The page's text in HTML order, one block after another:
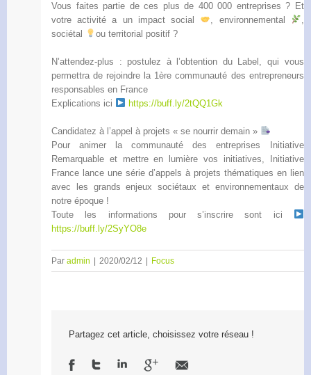
Vous faites partie de ces plus de 400 000 entreprises ? Et
votre activité a un impact social
, environnemental
,
sociétal
ou territorial positif ?
N’attendez-plus : postulez à l’obtention du Label, qui vous
permettra de rejoindre la 1ère communauté des entrepreneurs
responsables en France
Explications ici
https://buff.ly/2tQQ1Gk
Candidatez à l’appel à projets « se nourrir demain »
Pour animer la communauté des entreprises Initiative
Remarquable et mettre en lumière vos initiatives, Initiative
France lance une série d’appels à projets thématiques en lien
avec les grands enjeux sociétaux et environnementaux de
notre époque !
Toute les informations pour s’inscrire sont ici
https://buff.ly/2SyYO8e
Par admin 2020/02/12 Focus
Partagez cet article, choisissez votre réseau !